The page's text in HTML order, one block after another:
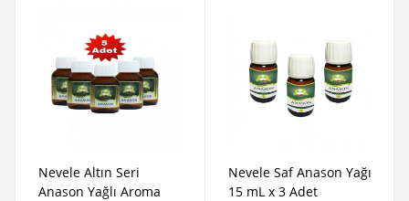
Nevele Altın Seri
Anason Yağlı Aroma
Nevele Saf Anason Yağı
15 mL x 3 Adet